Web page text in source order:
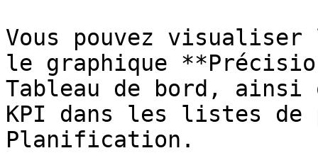
Vous pouvez visualiser
le graphique
Tableau de bord, ainsi
KPI dans les listes de
Planification.